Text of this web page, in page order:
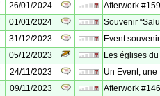
26/01/2024
Afterwork
01/01/2024
Souvenir
31/12/2023
Event
05/12/2023
Les églises
24/11/2023
Un Event,
09/11/2023
Afterwork